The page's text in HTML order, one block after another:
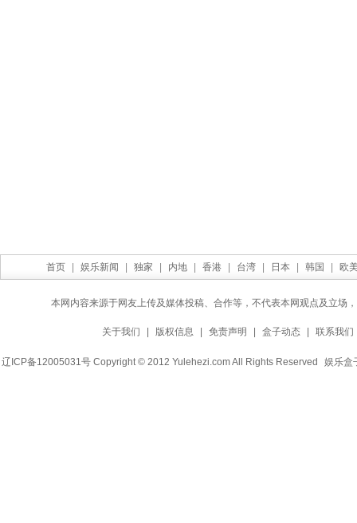
首页 娱乐新闻 独家 内地 香港 台湾 日本 韩国 欧
本网内容来源于网友上传及媒体投稿、合作等，不代表本网观点及立场
关于我们 版权信息 免责声明 盒子动态 联系我们
辽ICP备12005031号 Copyright © 2012 Yulehezi.com All Rights Reserved 娱乐盒